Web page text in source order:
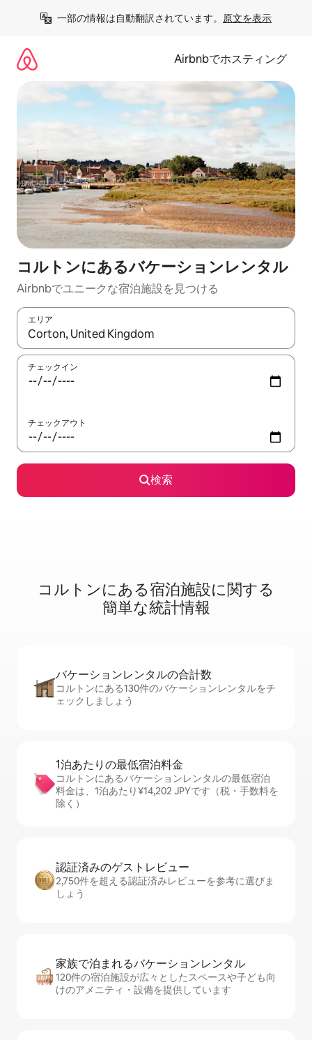
一部の情報は自動翻訳されています。 原文を表示
Airbnbでホスティング
コルトンにあるバケーションレンタル
Airbnbでユニークな宿泊施設を見つける
エリア
検索結果が表示されたら、上下の矢印キーを使って移動するか
チェックイン
チェックアウト
検索
コルトンに⁠あ⁠る宿⁠泊⁠施⁠設⁠に関⁠す⁠る
簡⁠単⁠な統⁠計⁠情⁠報
バケーションレ⁠ン⁠タ⁠ル⁠の合⁠計⁠数
コルトンにある130件のバケーションレンタルをチ
ェックしましょう
1泊あたりの最⁠低⁠宿⁠泊⁠料⁠金
コルトンにあるバケーションレンタルの最低宿泊
料金は、1泊あたり¥14,202 JPYです（税・手数料を
除く）
認証済みのゲ⁠ス⁠ト⁠レ⁠ビ⁠ュ⁠ー
2,750件を超える認証済みレビューを参考に選びま
しょう
家族で泊まれるバ⁠ケ⁠ー⁠シ⁠ョ⁠ンレ⁠ン⁠タ⁠ル
120件の宿泊施設が広々としたスペースや子ども向
けのアメニティ・設備を提供しています